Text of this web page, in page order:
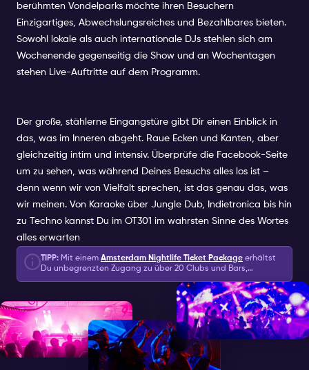
Premium-Drinks und einem eleganten,
einzigartigen Interieur schafft dieser Club eine
elektrisierende Atmosphäre, in der alles möglich
ist.
Ziehen Sie sich schick an, bringen Sie Ihre Neugier
Musik: Tech House, Techno, MinimalLine-up:
Amsterdam's Finest - John Doe
ResidenceKleiderordnung: CasualAlter: 18+Veranstaltungszeit:
- 08:00 (be inside before 1 AM)
Gästelisten-Information: Sie werden auf die
Gästeliste für dieses besondere Event gesetzt,
indem Sie es zusammen mit Ihrem Amsterdam
Nightlife Ticket auswählen. Sie können pro Tag
ein besonderes Event ohne zusätzliche Kosten
berühmten Vondelparks möchte ihren Besuchern
Einzigartiges, Abwechslungsreiches und Bezahlbares bieten.
Sowohl lokale als auch internationale DJs stehlen sich am
Wochenende gegenseitig die Show und an Wochentagen
stehen Live-Auftritte auf dem Programm.
Der große, stählerne Eingangstüre gibt Dir einen Einblick in
das, was im Inneren abgeht. Raue Ecken und Kanten, aber
gleichzeitig intim und intensiv. Überprüfe die Facebook-Seite
um zu sehen, was während Deines Besuchs alles los ist –
denn wenn wir von Vielfalt sprechen, ist das genau das, was
wir meinen. Von Karaoke über Jungle Dub, Indietronica bis hin
zu Techno kannst Du im OT301 im wahrsten Sinne des Wortes
alles erwarten
TIPP: Mit einem Amsterdam Nightlife Ticket Package erhältst
Du unbegrenzten Zugang zu über 20 Clubs und Bars,
Drinks und Shots und 2 speziellen Bestandteilen eines
Nightlife-Pakets: Eine Sektflasche & eine Kanalfahrt!